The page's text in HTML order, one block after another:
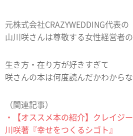
元株式会社CRAZYWEDDING代表の
山川咲さんは尊敬する女性経営者の
生き方・在り方が好きすぎて
咲さんの本は何度読んだかわからな
（関連記事）
・【オススメ本の紹介】クレイジ
川咲著『幸せをつくるシゴト』